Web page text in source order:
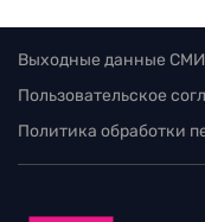
Выходные данные СМИ
Пользовательское
Политика обработки